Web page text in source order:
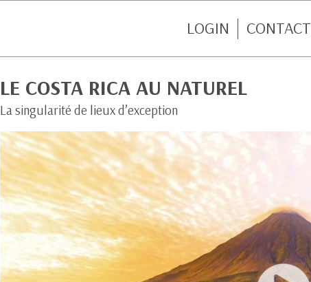
LOGIN CONTACT
LE COSTA RICA AU NATUREL
La singularité de lieux d’exception